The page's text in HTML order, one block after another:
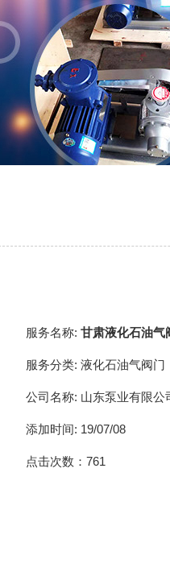
服务名称: 甘肃液化石油气
服务分类: 液化石油气阀门
公司名称: 山东泵业有限公
添加时间: 19/07/08
点击次数： 761